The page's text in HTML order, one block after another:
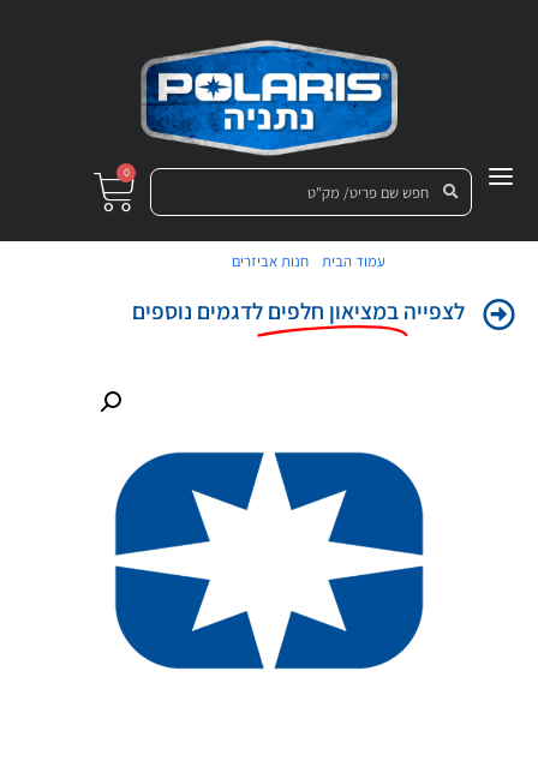
0
עמוד הבית /חנות אביזרים
לצפייהבמציאון חלפים לדגמים נוספים